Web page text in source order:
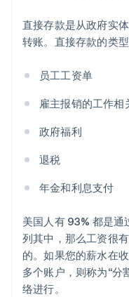
直接存款是从政府实
转账。直接存款的类型
员工工资单
雇主报销的工作相
政府福利
退税
年金和利息支付
美国人有 93% 都是通
列其中，那么工资很
的。如果您的薪水在
多个账户，则称为“分
络进行。